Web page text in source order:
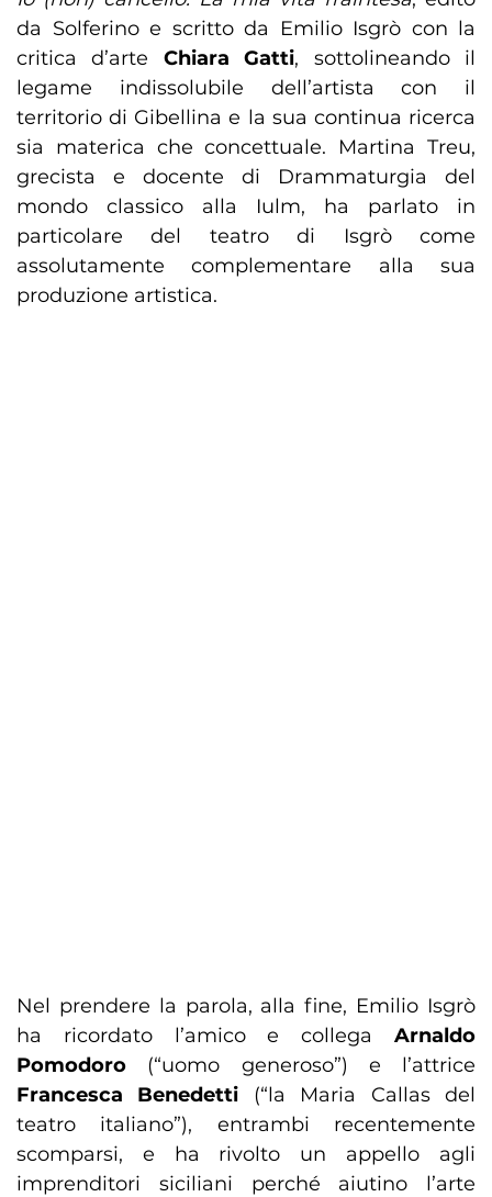
da Solferino e scritto da Emilio Isgrò con la
critica d’arte Chiara Gatti, sottolineando il
legame indissolubile dell’artista con il
territorio di Gibellina e la sua continua ricerca
sia materica che concettuale. Martina Treu,
grecista e docente di Drammaturgia del
mondo classico alla Iulm, ha parlato in
particolare del teatro di Isgrò come
assolutamente complementare alla sua
produzione artistica.
Nel prendere la parola, alla fine, Emilio Isgrò
ha ricordato l’amico e collega Arnaldo
Pomodoro (“uomo generoso”) e l’attrice
Francesca Benedetti (“la Maria Callas del
teatro italiano”), entrambi recentemente
scomparsi, e ha rivolto un appello agli
imprenditori siciliani perché aiutino l’arte